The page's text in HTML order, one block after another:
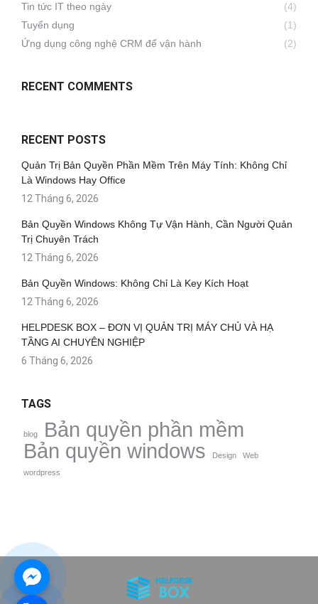
Tin tức IT theo ngày
(4)
Tuyển dụng
(1)
Ứng dụng công nghệ CRM để vận hành
(2)
RECENT COMMENTS
RECENT POSTS
Quản Trị Bản Quyền Phần Mềm Trên Máy Tính: Không Chỉ
Là Windows Hay Office
12 Tháng 6, 2026
Bản Quyền Windows Không Tự Vận Hành, Cần Người Quản
Trị Chuyên Trách
12 Tháng 6, 2026
Bản Quyền Windows: Không Chỉ Là Key Kích Hoạt
12 Tháng 6, 2026
HELPDESK BOX – ĐƠN VỊ QUẢN TRỊ MÁY CHỦ VÀ HẠ
TẦNG AI CHUYÊN NGHIỆP
6 Tháng 6, 2026
TAGS
blog
Bản quyền phần mềm
Bản quyền windows
Design
Web
wordpress